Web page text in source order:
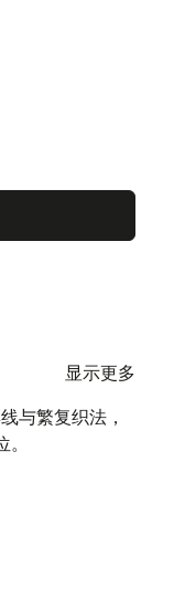
显示更多
与繁复织法，